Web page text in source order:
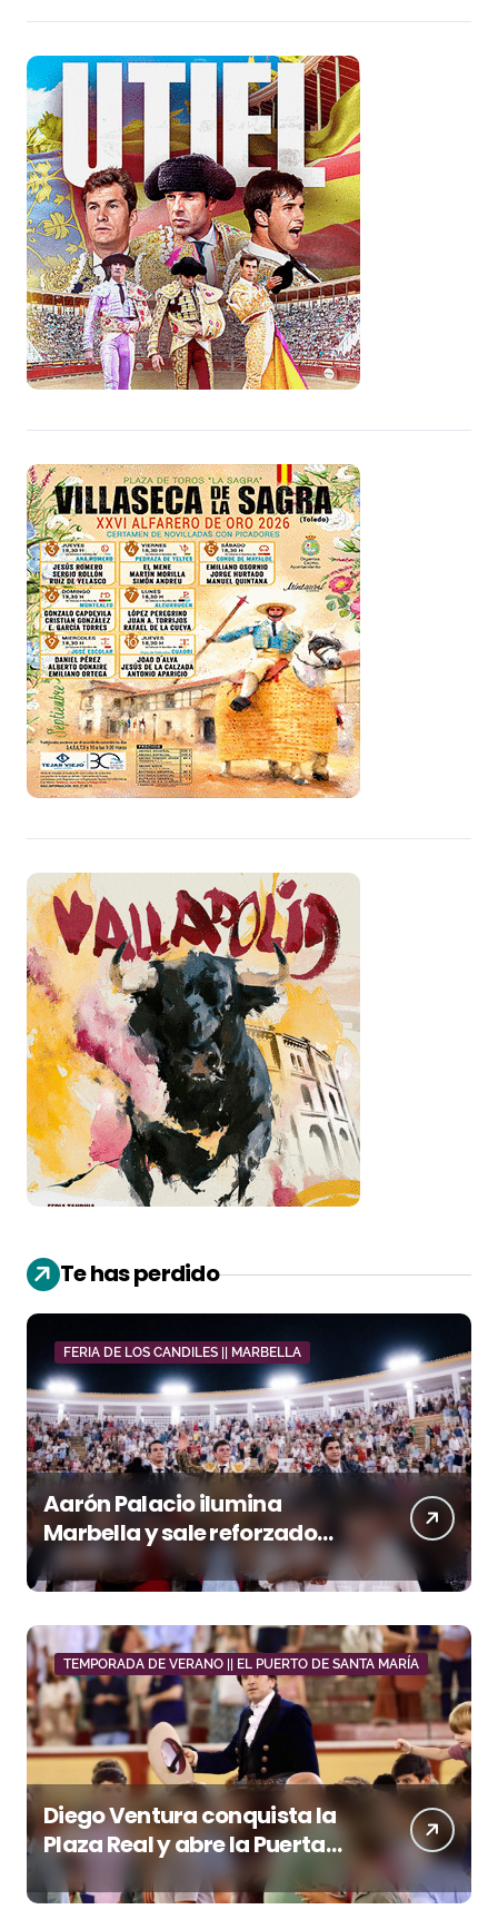
Te has perdido
FERIA DE LOS CANDILES || MARBELLA
Aarón Palacio ilumina
Marbella y sale reforzado
junto a Manzanares y
Morante
TEMPORADA DE VERANO || EL PUERTO DE SANTA MARÍA
Diego Ventura conquista la
Plaza Real y abre la Puerta
Grande en El Puerto